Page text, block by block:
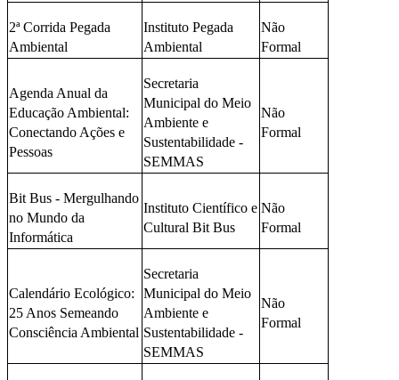
2ª Corrida Pegada
Ambiental
Instituto Pegada
Ambiental
Não
Formal
Agenda Anual da
Educação Ambiental:
Conectando Ações e
Pessoas
Secretaria
Municipal do Meio
Ambiente e
Sustentabilidade -
SEMMAS
Não
Formal
Bit Bus - Mergulhando
no Mundo da
Informática
Instituto Científico e
Cultural Bit Bus
Não
Formal
Calendário Ecológico:
25 Anos Semeando
Consciência Ambiental
Secretaria
Municipal do Meio
Ambiente e
Sustentabilidade -
SEMMAS
Não
Formal